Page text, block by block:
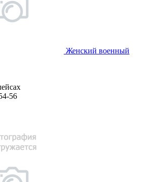
Женский военный
56